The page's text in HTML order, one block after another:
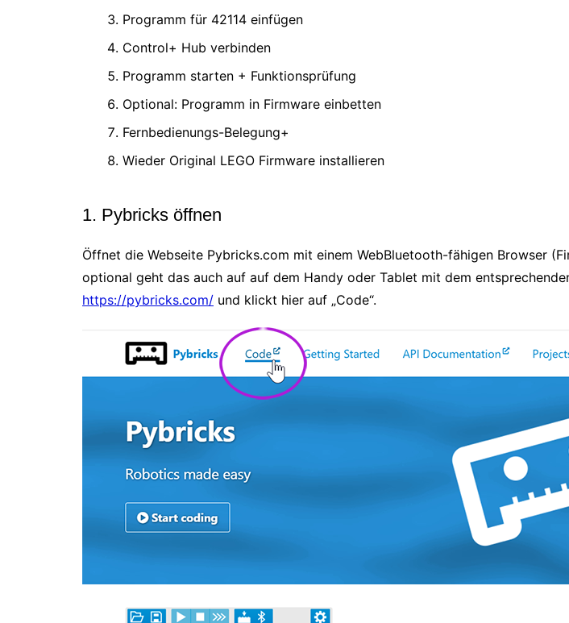
Programm für 42114 einfügen
Control+ Hub verbinden
Programm starten + Funktionsprüfung
Optional: Programm in Firmware einbetten
Fernbedienungs-Belegung+
Wieder Original LEGO Firmware installieren
1. Pybricks öffnen
Öffnet die Webseite Pybricks.com mit einem WebBluetooth-fähigen Browser
optional geht das auch auf auf dem Handy oder Tablet mit dem
https://pybricks.com/ und klickt hier auf „Code“.